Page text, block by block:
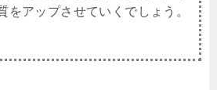
をアップさせていくでしょう。